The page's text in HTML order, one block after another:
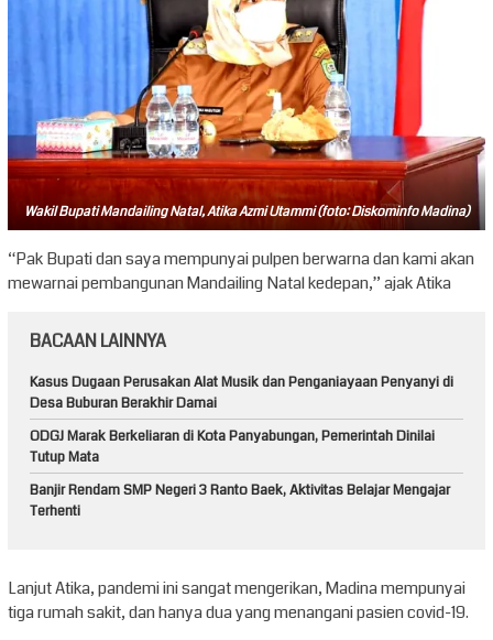
Wakil Bupati Mandailing Natal, Atika Azmi Utammi (foto: Diskominfo Madina)
“Pak Bupati dan saya mempunyai pulpen berwarna dan kami akan
mewarnai pembangunan Mandailing Natal kedepan,” ajak Atika
BACAAN LAINNYA
Kasus Dugaan Perusakan Alat Musik dan Penganiayaan Penyanyi di
Desa Buburan Berakhir Damai
ODGJ Marak Berkeliaran di Kota Panyabungan, Pemerintah Dinilai
Tutup Mata
Banjir Rendam SMP Negeri 3 Ranto Baek, Aktivitas Belajar Mengajar
Terhenti
Lanjut Atika, pandemi ini sangat mengerikan, Madina mempunyai
tiga rumah sakit, dan hanya dua yang menangani pasien covid-19.